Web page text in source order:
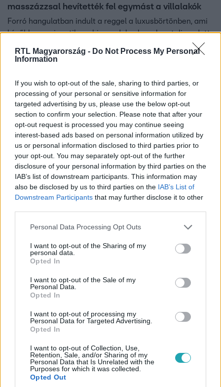
RTL Magyarország - Do Not Process My Personal
Information
If you wish to opt-out of the sale, sharing to third parties, or
processing of your personal or sensitive information for
targeted advertising by us, please use the below opt-out
section to confirm your selection. Please note that after your
opt-out request is processed you may continue seeing
interest-based ads based on personal information utilized by
us or personal information disclosed to third parties prior to
your opt-out. You may separately opt-out of the further
disclosure of your personal information by third parties on the
IAB’s list of downstream participants. This information may
also be disclosed by us to third parties on the IAB’s List of
Downstream Participants that may further disclose it to other
Please note that this website/app uses one or more Google
not limited to your visit or usage behaviour. You may click to
grant or deny consent to Google and its third-party tags to
use your data for below specified purposes in below Google
consent section.
Personal Data Processing Opt Outs
I want to opt-out of the Sharing of my
personal data.
Opted In
I want to opt-out of the Sale of my
Personal Data.
Opted In
I want to opt-out of processing my
Personal Data for Targeted Advertising.
Opted In
I want to opt-out of Collection, Use,
Retention, Sale, and/or Sharing of my
Personal Data that Is Unrelated with the
Purposes for which it was collected.
Opted Out
masszázzsal hevítették fel egymást a villalakók
Forró hangulatban indult a reggel a luxusbörtönben, ami
később egy gigantikus chippendale show-ban teljesedett
ki. Dorkánál azonban gyorsan eltört a mécses, és el is
határozta, hogy feladja a ValóVilág12 játékát.
Reggeli
Tihanyi Peti reggel ötkor is megtalálja, minek lehet
Tihanyi Peti egy szemernyit sem aludt a telihold miatt, de
a Reggeli stúdiójába menet, hajnalban észrevette, hogy
műsorvezető azonban nemcsak a korai ébredésről
mesélt.